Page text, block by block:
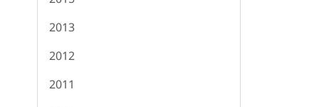
2013
2012
2011